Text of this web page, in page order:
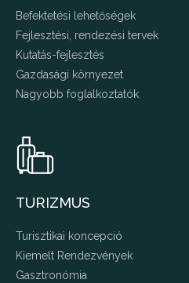
Befektetési lehetőségek
Fejlesztési, rendezési tervek
Kutatás-fejlesztés
Gazdasági környezet
Nagyobb foglalkoztatók
TURIZMUS
Turisztikai koncepció
Kiemelt Rendezvények
Gasztronómia